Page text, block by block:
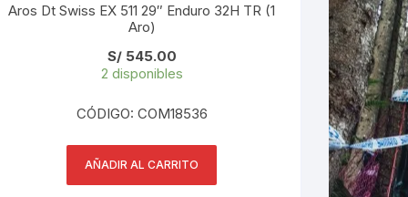
Aros Dt Swiss EX 511 29″ Enduro 32H TR (1
Aro)
S/545.00
2 disponibles
CÓDIGO: COM18536
AÑADIR AL CARRITO